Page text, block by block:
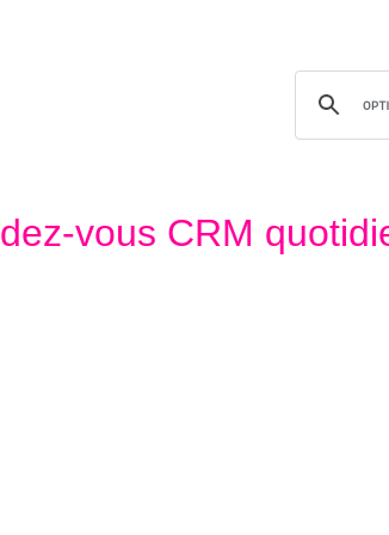
vous CRM